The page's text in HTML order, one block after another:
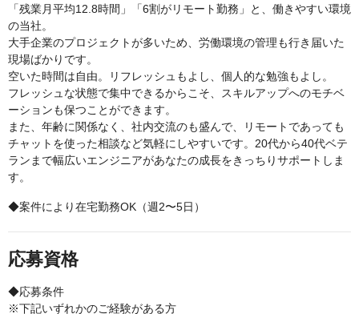
「残業月平均12.8時間」「6割がリモート勤務」と、働きやすい環境
の当社。
大手企業のプロジェクトが多いため、労働環境の管理も行き届いた
現場ばかりです。
空いた時間は自由。リフレッシュもよし、個人的な勉強もよし。
フレッシュな状態で集中できるからこそ、スキルアップへのモチベ
ーションも保つことができます。
また、年齢に関係なく、社内交流のも盛んで、リモートであっても
チャットを使った相談など気軽にしやすいです。20代から40代ベテ
ランまで幅広いエンジニアがあなたの成長をきっちりサポートしま
す。
◆案件により在宅勤務OK（週2〜5日）
応募資格
◆応募条件
※下記いずれかのご経験がある方